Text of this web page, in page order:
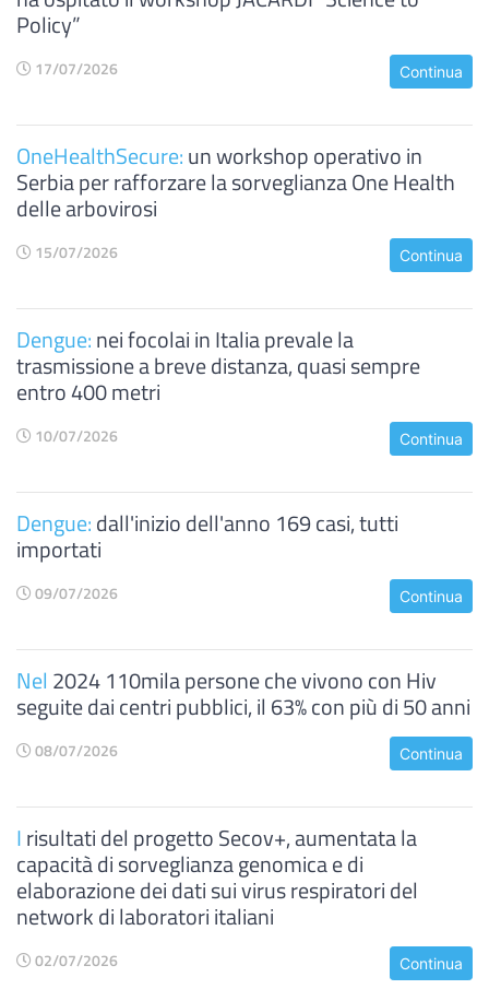
Policy”
17/07/2026 Continua
OneHealthSecure:un workshop operativo in
Serbia per rafforzare la sorveglianza One Health
delle arbovirosi
15/07/2026 Continua
Dengue:nei focolai in Italia prevale la
trasmissione a breve distanza, quasi sempre
entro 400 metri
10/07/2026 Continua
Dengue:dall'inizio dell'anno 169 casi, tutti
importati
09/07/2026 Continua
Nel 2024 110mila persone che vivono con Hiv
seguite dai centri pubblici, il 63% con più di 50 anni
08/07/2026 Continua
Irisultati del progetto Secov+, aumentata la
capacità di sorveglianza genomica e di
elaborazione dei dati sui virus respiratori del
network di laboratori italiani
02/07/2026 Continua